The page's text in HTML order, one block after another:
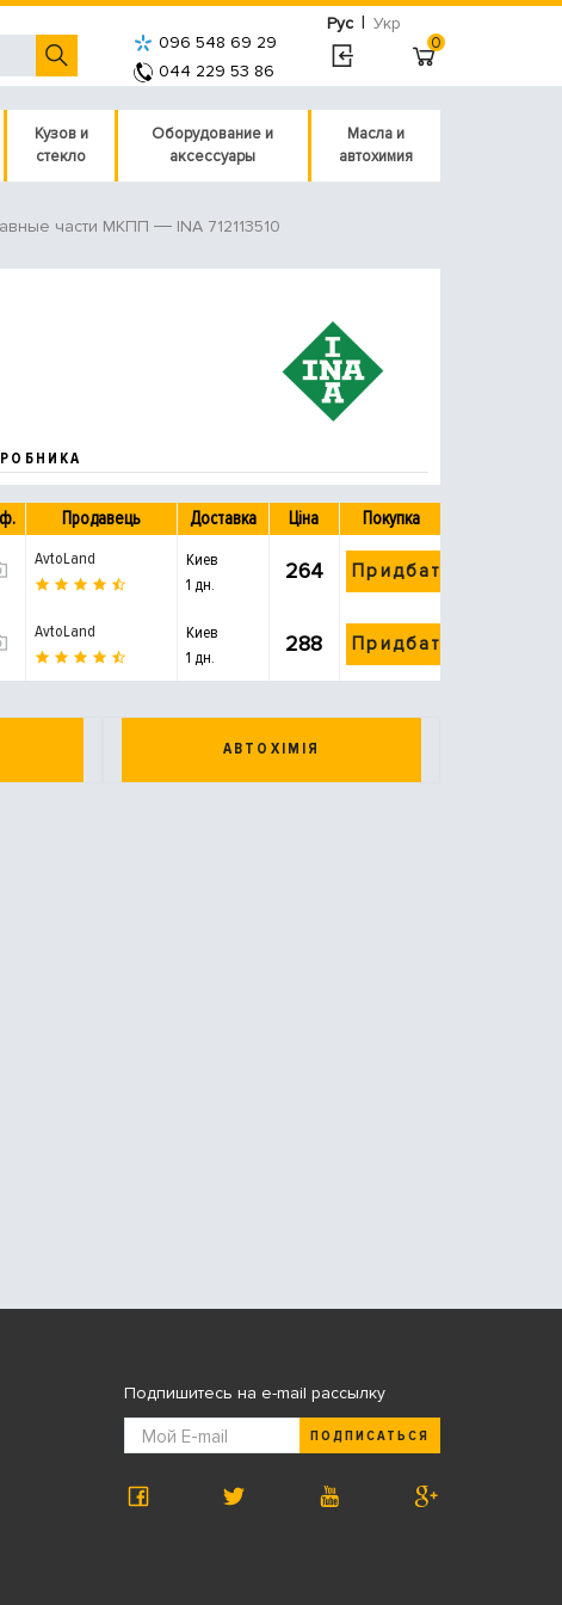
Рус | Укр
096 548 69 29
044 229 53 86
0
Кузов и
стекло
Оборудование и
аксессуары
Масла и
автохимия
части МКПП INA 712113510
Продавець Доставка Ціна Покупка
AvtoLand
Киев
1 дн.
264 Придбати
AvtoLand
Киев
1 дн.
288 Придбати
АВТОХІМІЯ
Подпишитесь на e-mail рассылку
ПОДПИСАТЬСЯ